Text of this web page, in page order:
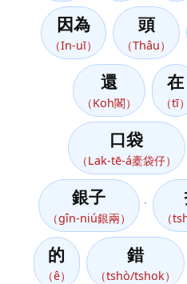
因為
（In-uī）
頭
（Thâu）
還
（Koh閣）
在
（tī）
口袋
（Lak-tē-á橐袋仔）
銀子
（gîn-niú銀兩） （
的
（ê）
錯
（tshò/tshok）